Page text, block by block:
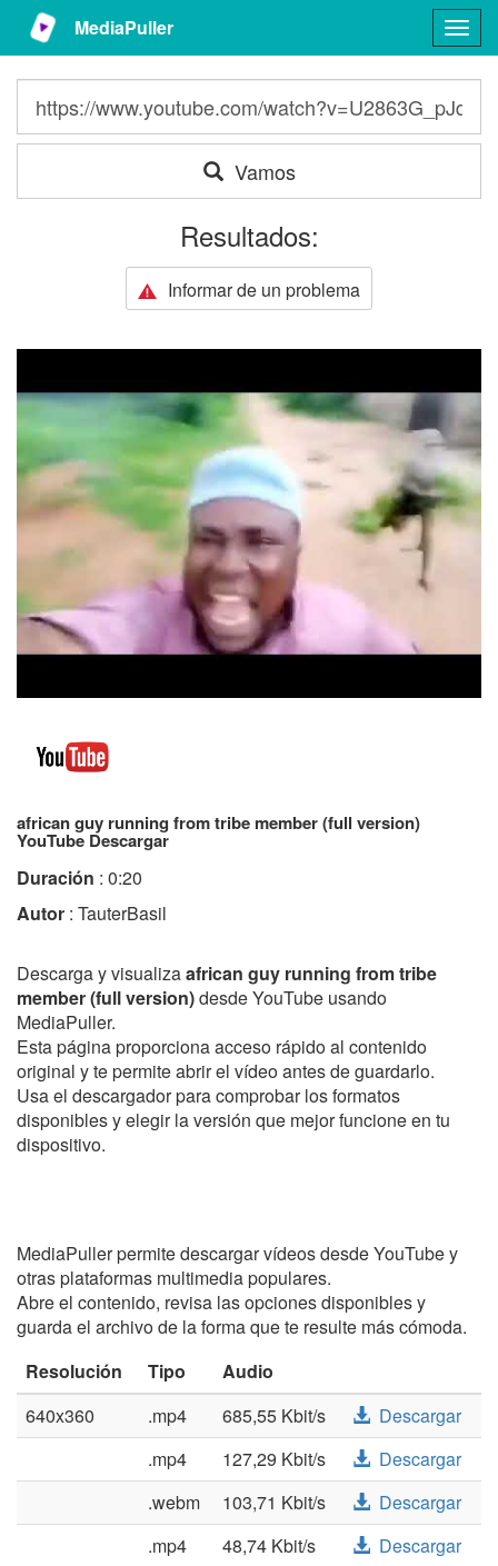
MediaPuller
Vamos
Resultados:
Informar de un problema
african guy running from tribe member (full version)
YouTube Descargar
Duración : 0:20
Autor : TauterBasil
Descarga y visualizaafrican guy running from tribe
member (full version)desde YouTube usando
MediaPuller.
Esta página proporciona acceso rápido al contenido
original y te permite abrir el vídeo antes de guardarlo.
Usa el descargador para comprobar los formatos
disponibles y elegir la versión que mejor funcione en tu
dispositivo.
MediaPuller permite descargar vídeos desde YouTube y
otras plataformas multimedia populares.
Abre el contenido, revisa las opciones disponibles y
guarda el archivo de la forma que te resulte más cómoda.
Resolución
Tipo
Audio
640x360
.mp4 685,55 Kbit/s
Descargar
.mp4
127,29 Kbit/s
Descargar
.webm
103,71 Kbit/s
Descargar
.mp4
48,74 Kbit/s
Descargar